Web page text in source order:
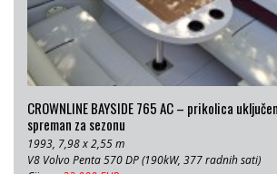
CROWNLINE BAYSIDE 765 AC – prikolica
spreman za sezonu
1993, 7,98 x 2,55 m
V8 Volvo Penta 570 DP (190kW, 377 radnih sati)